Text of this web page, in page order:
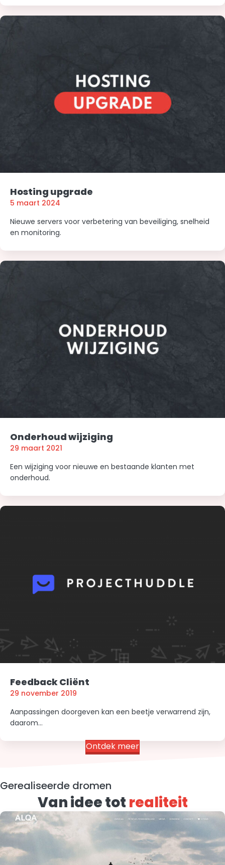
Hosting upgrade
5 maart 2024
Nieuwe servers voor verbetering van beveiliging, snelheid
en monitoring.
Onderhoud wijziging
29 maart 2021
Een wijziging voor nieuwe en bestaande klanten met
onderhoud.
Feedback Cliënt
29 november 2019
Aanpassingen doorgeven kan een beetje verwarrend zijn,
daarom…
Ontdek meer
Gerealiseerde dromen
Van idee tot realiteit